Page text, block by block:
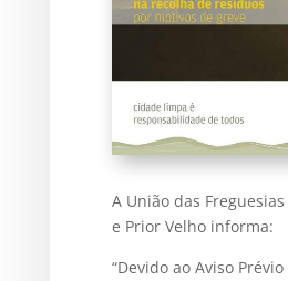
A União das
e Prior Velho informa:
“Devido ao Aviso